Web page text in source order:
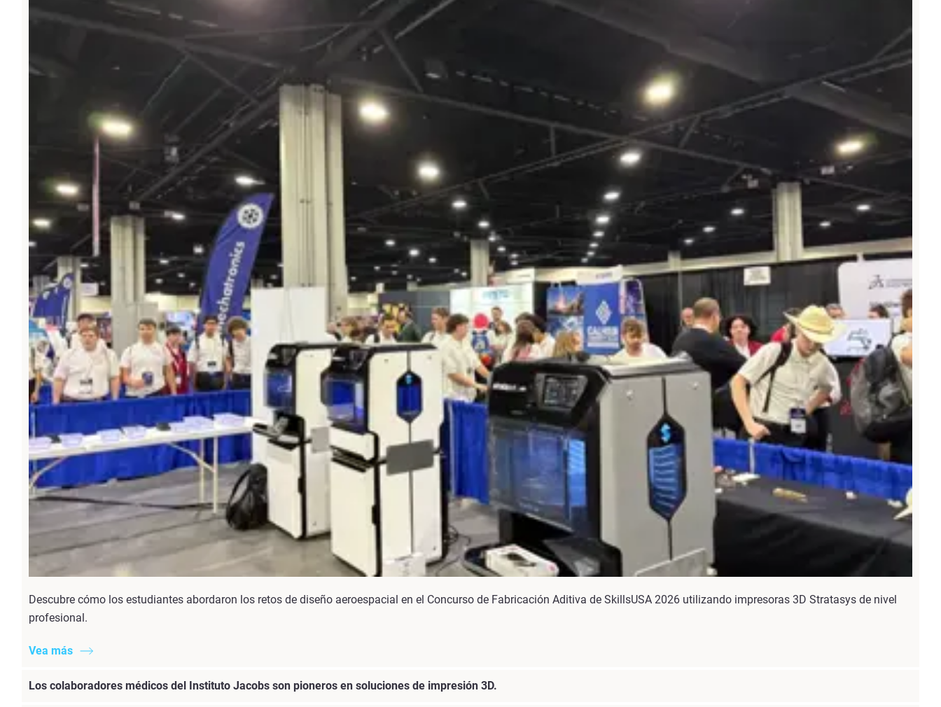
Descubre cómo los estudiantes abordaron los retos de diseño aeroespacial en el Concurso de Fabricación Aditiva de SkillsUSA 2026 utilizando impresoras 3D Stratasys de nivel
profesional.
Vea más
Los colaboradores médicos del Instituto Jacobs son pioneros en soluciones de impresión 3D.